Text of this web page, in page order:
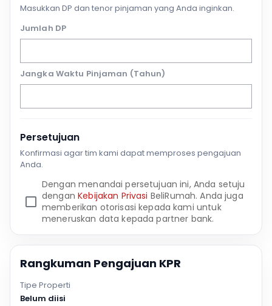
Masukkan DP dan tenor pinjaman yang Anda inginkan.
Jumlah DP
Jangka Waktu Pinjaman (Tahun)
Persetujuan
Konfirmasi agar tim kami dapat memproses pengajuan
Anda.
Dengan menandai persetujuan ini, Anda setuju
denganKebijakan Privasi BeliRumah. Anda juga
memberikan otorisasi kepada kami untuk
meneruskan data kepada partner bank.
Rangkuman Pengajuan KPR
Tipe Properti
Belum diisi